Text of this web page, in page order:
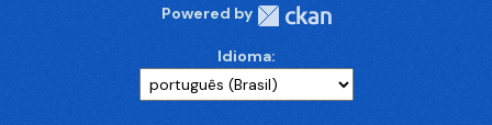
Powered by
Idioma